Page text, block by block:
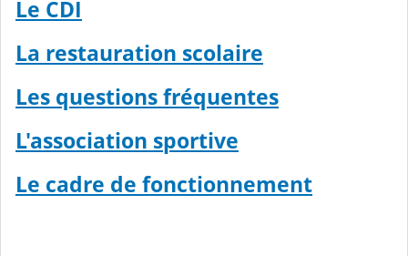
Le CDI
La restauration scolaire
Les questions fréquentes
L'association sportive
Le cadre de fonctionnement